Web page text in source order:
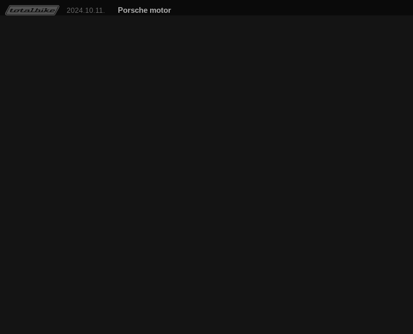
Porsche motor
2024.10.11.